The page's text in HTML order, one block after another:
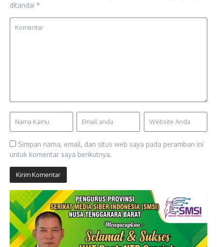
ditandai *
Simpan nama, email, dan situs web saya pada peramban ini
untuk komentar saya berikutnya.